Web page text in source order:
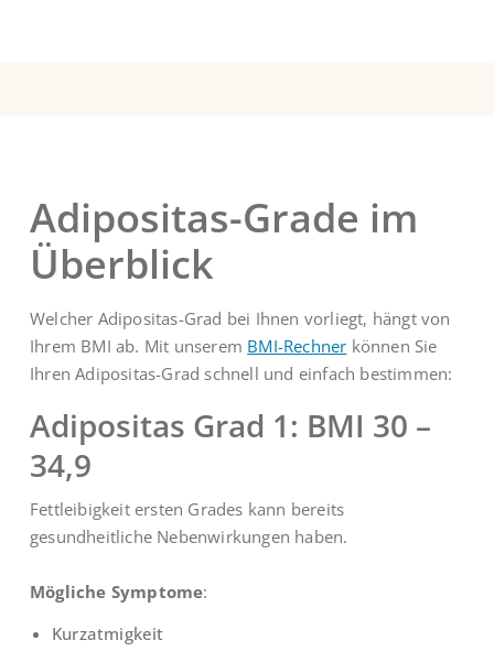
Adipositas-Grade im
Überblick
Welcher Adipositas-Grad bei Ihnen vorliegt, hängt von
Ihrem BMI ab. Mit unserem BMI-Rechner können Sie
Ihren Adipositas-Grad schnell und einfach bestimmen:
Adipositas Grad 1: BMI 30 –
34,9
Fettleibigkeit ersten Grades kann bereits
gesundheitliche Nebenwirkungen haben.
Mögliche Symptome:
Kurzatmigkeit